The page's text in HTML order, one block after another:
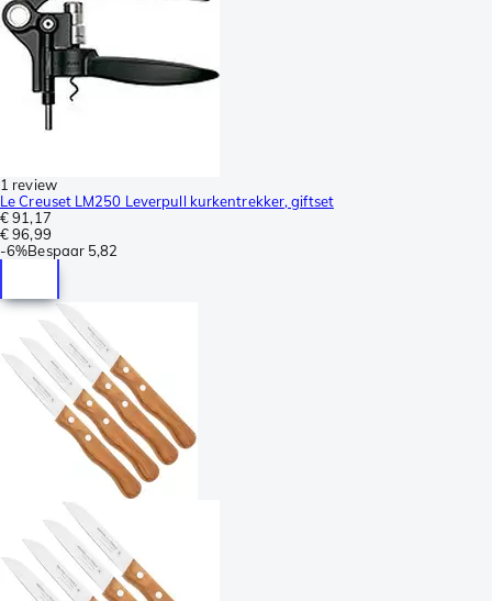
1 review
Le Creuset LM250 Leverpull kurkentrekker, giftset
€ 91,17
€ 96,99
-6%Bespaar 5,82